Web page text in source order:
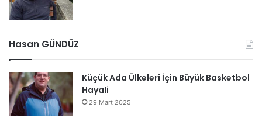
Hasan GÜNDÜZ
Küçük Ada Ülkeleri İçin Büyük Basketbol
Hayali
29 Mart 2025